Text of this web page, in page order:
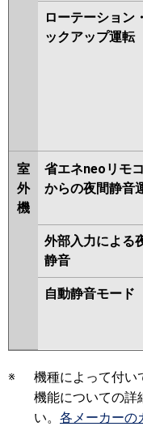
ローテーション
ックアップ運転
室
外
機
省エネneoリモ
からの夜間静音
外部入力による
静音
自動静音モード
※
機種によって付い
機能についての詳
い。 各メーカーの